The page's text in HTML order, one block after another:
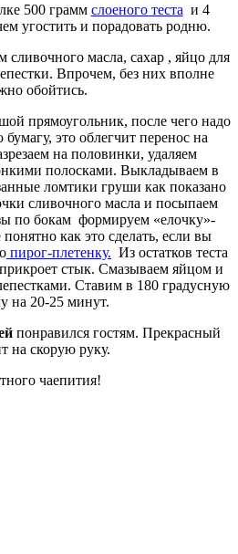
500 грамм слоеного теста и 4
угостить и порадовать родню.
масла, сахар , яйцо для
Впрочем, без них вполне
обойтись.
прямоугольник, после чего надо
это облегчит перенос на
на половинки, удаляем
полосками. Выкладываем в
ломтики груши как показано
сливочного масла и посыпаем
по бокам формируем «елочку»-
как это сделать, если вы
пирог-плетенку. Из остатков теста
прикроет стык. Смазываем яйцом и
Ставим в 180 градусную
на 20-25 минут.
понравился гостям. Прекрасный
на скорую руку.
чаепития!